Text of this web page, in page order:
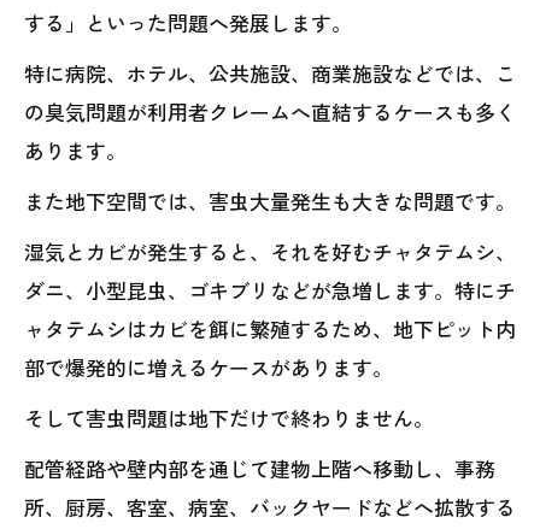
する」といった問題へ発展します。
特に病院、ホテル、公共施設、商業施設などでは、こ
の臭気問題が利用者クレームへ直結するケースも多く
あります。
また地下空間では、害虫大量発生も大きな問題です。
湿気とカビが発生すると、それを好むチャタテムシ、
ダニ、小型昆虫、ゴキブリなどが急増します。特にチ
ャタテムシはカビを餌に繁殖するため、地下ピット内
部で爆発的に増えるケースがあります。
そして害虫問題は地下だけで終わりません。
配管経路や壁内部を通じて建物上階へ移動し、事務
所、厨房、客室、病室、バックヤードなどへ拡散する